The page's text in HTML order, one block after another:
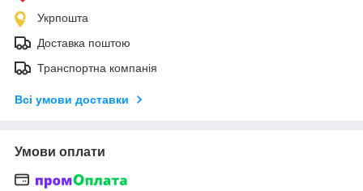
Укрпошта
Доставка поштою
Транспортна компанія
Всі умови доставки
Умови оплати